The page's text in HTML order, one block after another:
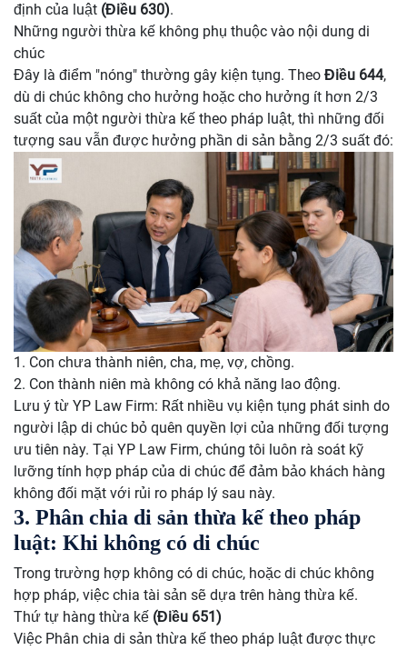
định của luật (Điều 630).
Những người thừa kế không phụ thuộc vào nội dung di
chúc
Đây là điểm "nóng" thường gây kiện tụng. Theo Điều 644,
dù di chúc không cho hưởng hoặc cho hưởng ít hơn 2/3
suất của một người thừa kế theo pháp luật, thì những đối
tượng sau vẫn được hưởng phần di sản bằng 2/3 suất đó:
1. Con chưa thành niên, cha, mẹ, vợ, chồng.
2. Con thành niên mà không có khả năng lao động.
Lưu ý từ YP Law Firm: Rất nhiều vụ kiện tụng phát sinh do
người lập di chúc bỏ quên quyền lợi của những đối tượng
ưu tiên này. Tại YP Law Firm, chúng tôi luôn rà soát kỹ
lưỡng tính hợp pháp của di chúc để đảm bảo khách hàng
không đối mặt với rủi ro pháp lý sau này.
3. Phân chia di sản thừa kế theo pháp
luật: Khi không có di chúc
Trong trường hợp không có di chúc, hoặc di chúc không
hợp pháp, việc chia tài sản sẽ dựa trên hàng thừa kế.
Thứ tự hàng thừa kế (Điều 651)
Việc Phân chia di sản thừa kế theo pháp luật được thực